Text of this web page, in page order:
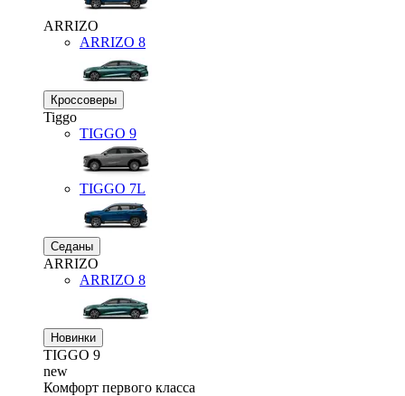
ARRIZO
ARRIZO 8
Кроссоверы
Tiggo
TIGGO 9
TIGGO 7L
Седаны
ARRIZO
ARRIZO 8
Новинки
TIGGO 9
new
Комфорт первого класса